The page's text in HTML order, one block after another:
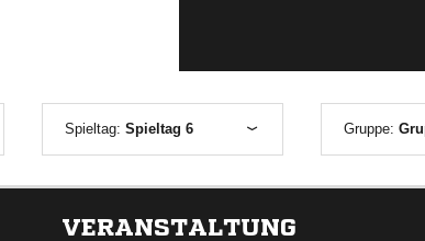
Spieltag: Spieltag 6 Gruppe:
VERANSTALTUNG